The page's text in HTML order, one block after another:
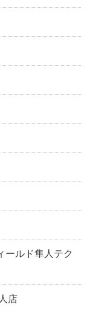
ールド隼人テク
店